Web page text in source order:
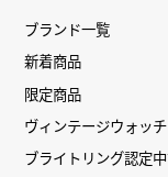
ブランド一覧
新着商品
限定商品
ヴィンテージウォッチ
ブライトリング認定